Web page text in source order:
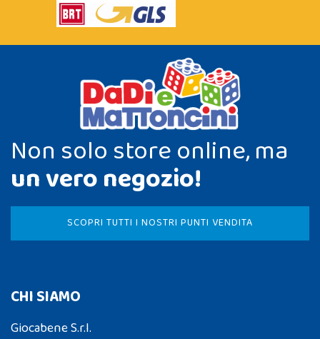
Non solo store online, ma
un vero negozio!
SCOPRI TUTTI I NOSTRI PUNTI VENDITA
CHI SIAMO
Giocabene S.r.l.